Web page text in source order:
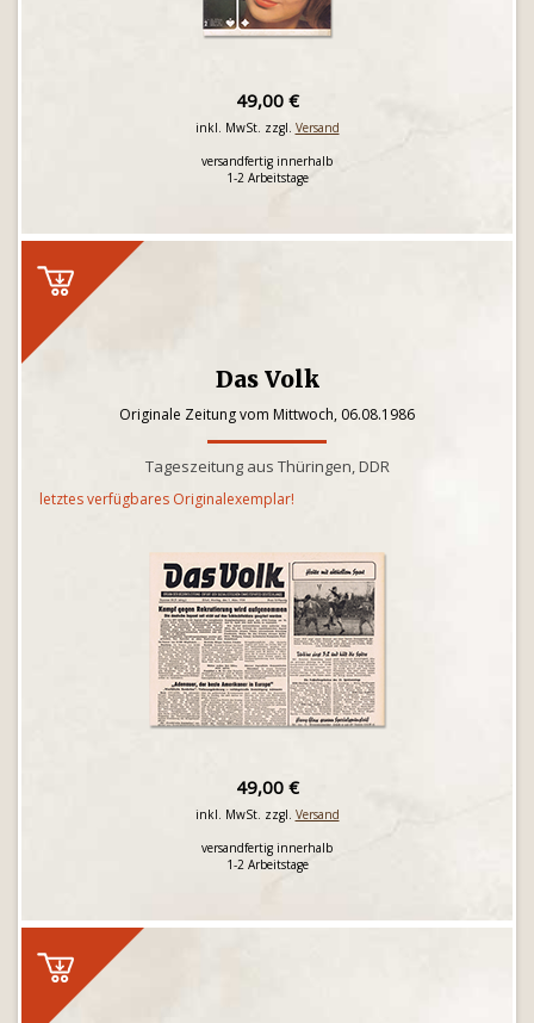
49,00 €
inkl. MwSt. zzgl. Versand
versandfertig innerhalb
1-2 Arbeitstage
Das Volk
Originale Zeitung vom Mittwoch, 06.08.1986
Tageszeitung aus Thüringen, DDR
letztes verfügbares Originalexemplar!
49,00 €
inkl. MwSt. zzgl. Versand
versandfertig innerhalb
1-2 Arbeitstage